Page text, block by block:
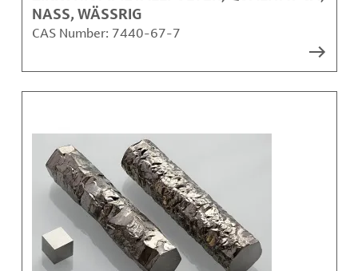
NASS, WÄSSRIG
CAS Number: 7440-67-7